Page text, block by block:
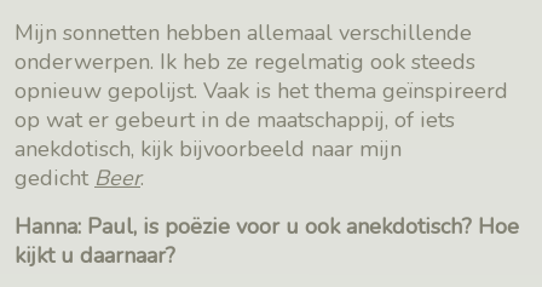
Mijn sonnetten hebben allemaal verschillende
onderwerpen. Ik heb ze regelmatig ook steeds
opnieuw gepolijst. Vaak is het thema geïnspireerd
op wat er gebeurt in de maatschappij, of iets
anekdotisch, kijk bijvoorbeeld naar mijn
gedicht Beer.
Hanna: Paul, is poëzie voor u ook anekdotisch? Hoe
kijkt u daarnaar?